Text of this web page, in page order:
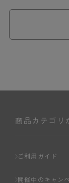
めが優先され
ません。
ページへの入
商品カテゴリ
ご利用ガイド
開催中のキャン